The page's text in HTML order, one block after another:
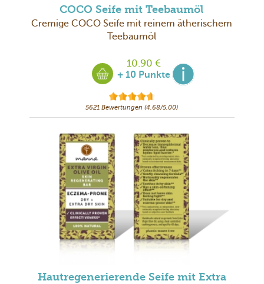
COCO Seife mit Teebaumöl
Cremige COCO Seife mit reinem ätherischem
Teebaumöl
10.90 €
+ 10 Punkte
5621 Bewertungen (4.68/5.00)
Hautregenerierende Seife mit Extra